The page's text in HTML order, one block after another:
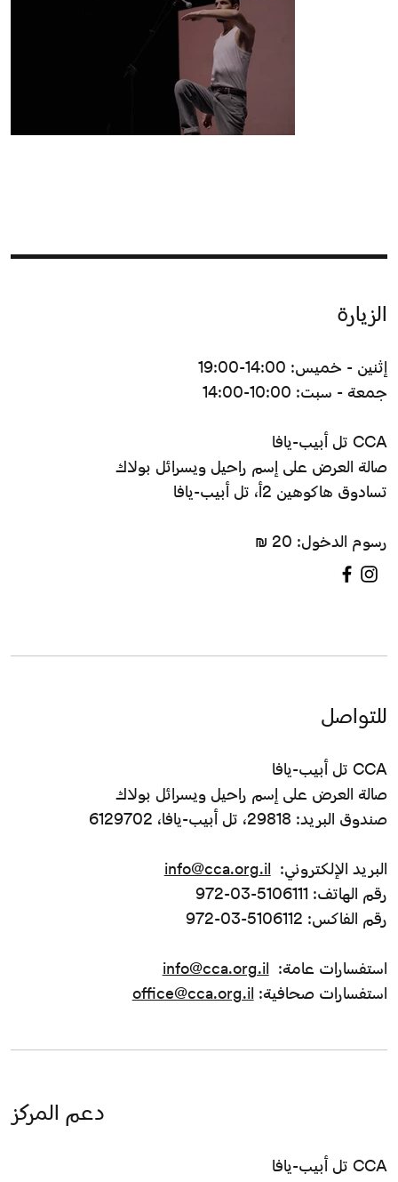
الزيارة
إثنين - خميس: 14:00-19:00
جمعة - سبت: 10:00-14:00
CCA تل أبيب-يافا
صالة العرض على إسم راحيل ويسرائل بولاك
تسادوق هاكوهين 2أ، تل أبيب-يافا
رسوم الدخول: 20 ₪
للتواصل
CCA تل أبيب-يافا
صالة العرض على إسم راحيل ويسرائل بولاك
صندوق البريد: 29818، تل أبيب-يافا، 6129702
البريد الإلكتروني: info@cca.org.il
رقم الهاتف: 5106111-03-972
رقم الفاكس: 5106112-03-972
استفسارات عامة: info@cca.org.il
استفسارات صحافية: office@cca.org.il
دعم المركز
CCA تل أبيب-يافا